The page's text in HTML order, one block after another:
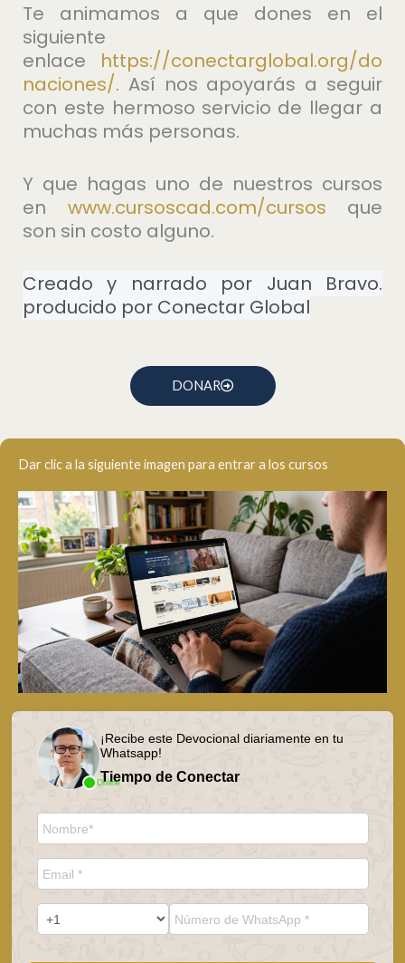
Te animamos a que dones en el
siguiente
enlace https://conectarglobal.org/do
naciones/. Así nos apoyarás a seguir
con este hermoso servicio de llegar a
muchas más personas.
Y que hagas uno de nuestros cursos
en ⁠www.cursoscad.com/cursos⁠ que
son sin costo alguno.
Creado y narrado por Juan Bravo.
producido por Conectar Global
DONAR
Dar clic a la siguiente imagen para entrar a los cursos
Online
¡Recibe este Devocional diariamente en tu
Whatsapp!
Tiempo de Conectar